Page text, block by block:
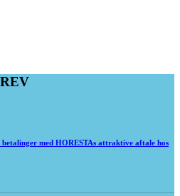
betalinger med HORESTAs attraktive aftale hos